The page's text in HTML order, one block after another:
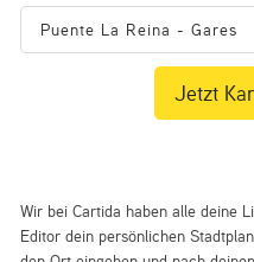
Wir bei Cartida haben alle deine
Editor dein persönlichen
Jetzt